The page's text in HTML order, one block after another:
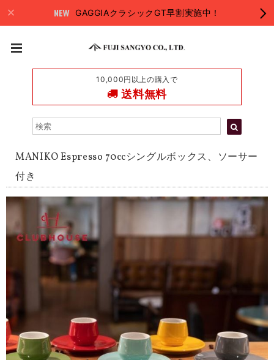
GAGGIAクラシックGT早割実施中！
10,000円以上の購入で
送料無料
MANIKO Espresso 70ccシングルボックス、ソーサー
付き